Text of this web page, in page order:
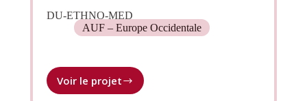
DU-ETHNO-MED
AUF – Europe Occidentale
Voir le projet
Création